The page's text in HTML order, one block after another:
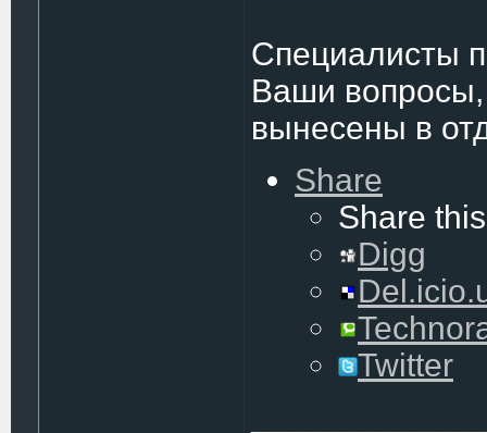
Специалисты
Ваши
вынесены в
Share
Share
Digg
Twitter